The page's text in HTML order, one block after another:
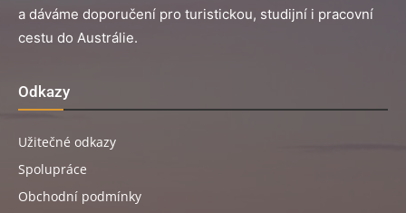
a dáváme doporučení pro turistickou, studijní i pracovní
cestu do Austrálie.
Odkazy
Užitečné odkazy
Spolupráce
Obchodní podmínky